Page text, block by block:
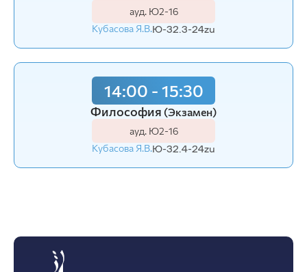
ауд. Ю2-16
Кубасова Я.В.Ю-32.3-24zu
14:00 - 15:30
Философия (Экзамен)
ауд. Ю2-16
Кубасова Я.В.Ю-32.4-24zu